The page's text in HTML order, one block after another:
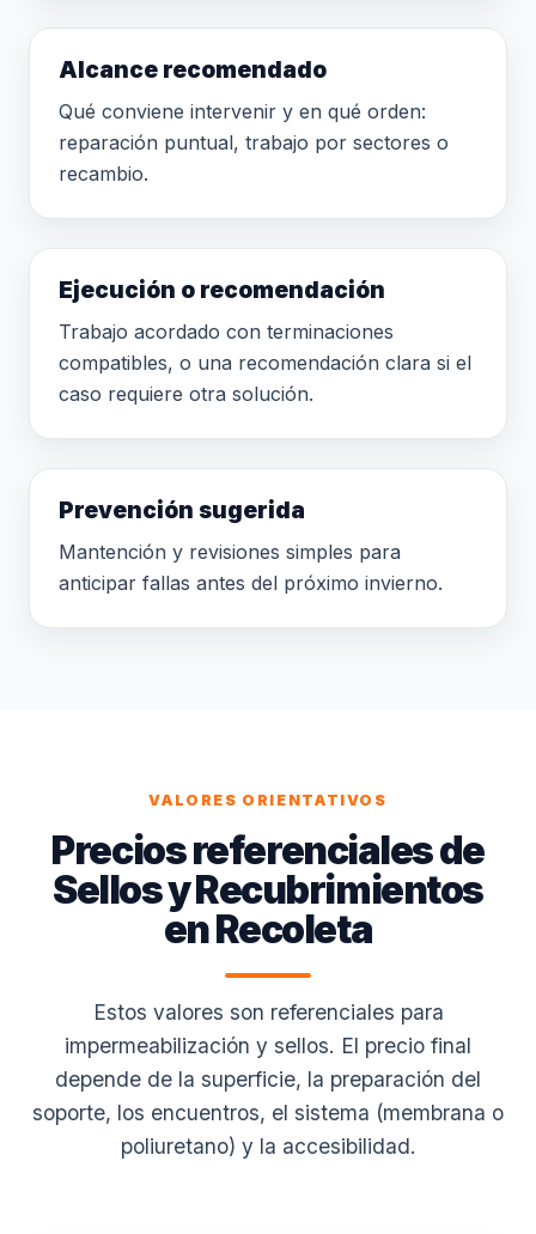
Alcance recomendado
Qué conviene intervenir y en qué orden:
reparación puntual, trabajo por sectores o
recambio.
Ejecución o recomendación
Trabajo acordado con terminaciones
compatibles, o una recomendación clara si el
caso requiere otra solución.
Prevención sugerida
Mantención y revisiones simples para
anticipar fallas antes del próximo invierno.
VALORES ORIENTATIVOS
Precios referenciales de
Sellos y Recubrimientos
en Recoleta
Estos valores son referenciales para
impermeabilización y sellos. El precio final
depende de la superficie, la preparación del
soporte, los encuentros, el sistema (membrana o
poliuretano) y la accesibilidad.